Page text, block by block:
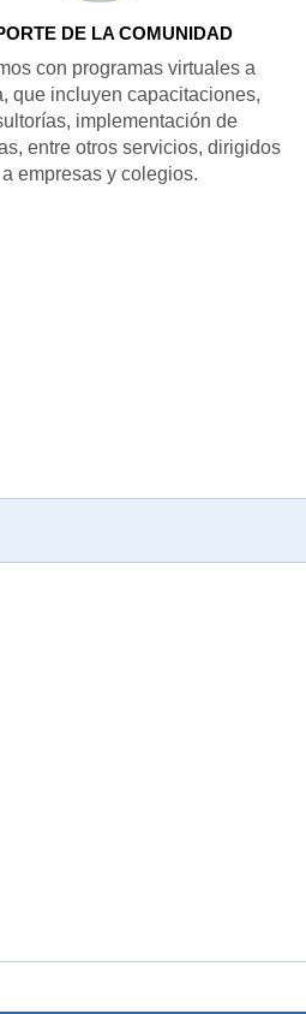
DE LA COMUNIDAD
con programas virtuales a
que incluyen capacitaciones,
implementación de
entre otros servicios, dirigidos
a empresas y colegios.